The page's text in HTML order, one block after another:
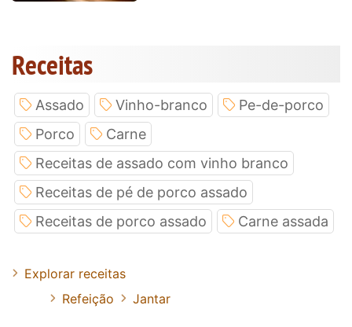
Receitas
Assado Vinho-branco
Pe-de-porco
Porco
Carne
Receitas de assado com vinho branco
Receitas de pé de porco assado
Receitas de porco assado
Carne assada
Explorar receitas
Refeição
Jantar